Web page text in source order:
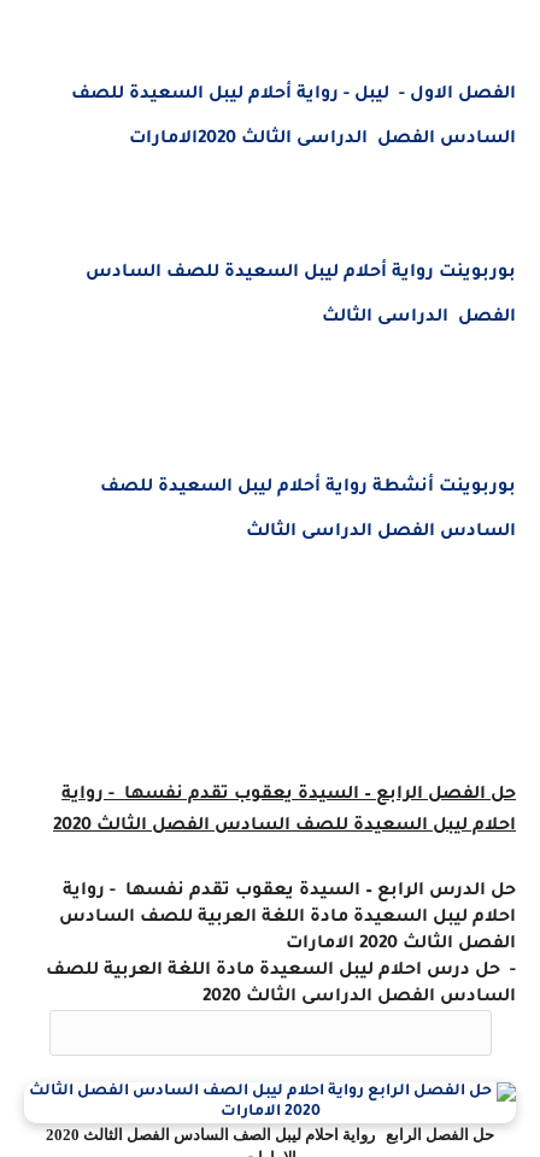
الفصل الاول - ليبل - رواية أحلام ليبل السعيدة للصف
السادس الفصل الدراسى الثالث 2020الامارات
بوربوينت رواية أحلام ليبل السعيدة للصف السادس
الفصل الدراسى الثالث
بوربوينت أنشطة رواية أحلام ليبل السعيدة للصف
السادس الفصل الدراسى الثالث
حل الفصل الرابع – السيدة يعقوب تقدم نفسها - رواية
احلام ليبل السعيدة للصف السادسالفصل الثالث 2020
حل الدرس الرابع – السيدة يعقوب تقدم نفسها - رواية
احلام ليبل السعيدة مادة اللغة العربية للصف السادس
الفصل الثالث 2020 الامارات
- حل درس احلام ليبل السعيدة مادة اللغة العربية للصف
السادس الفصل الدراسى الثالث 2020
حل الفصل الرابع رواية احلام ليبل الصف السادس الفصل الثالث 2020